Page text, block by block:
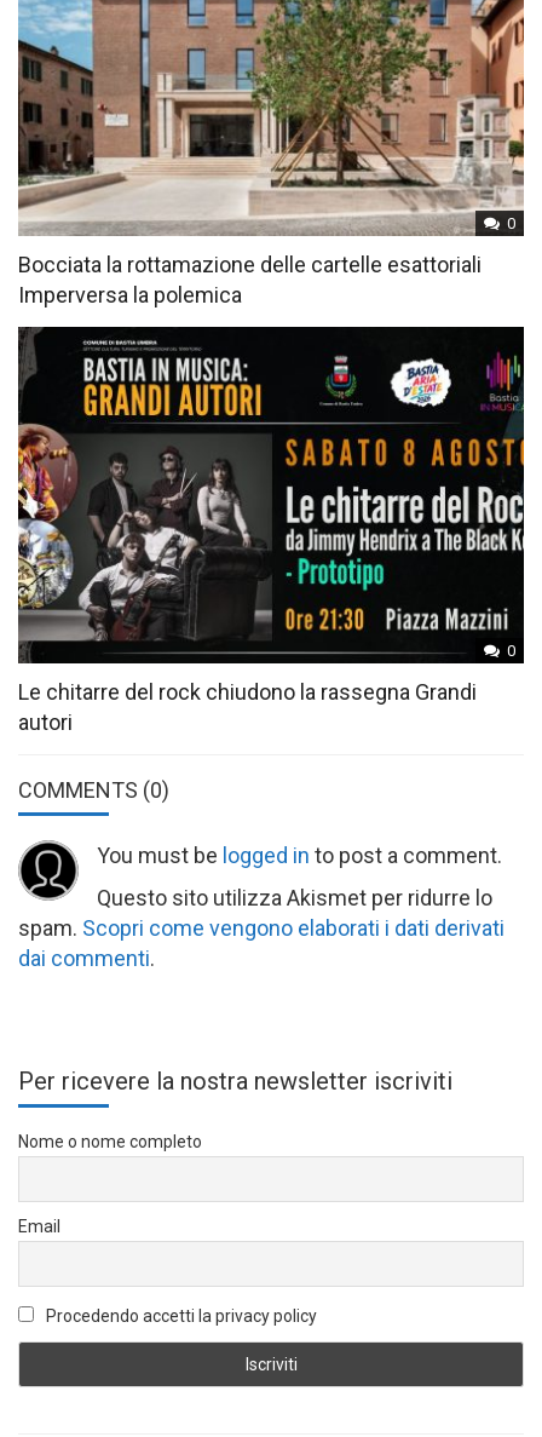
0
Bocciata la rottamazione delle cartelle esattoriali
Imperversa la polemica
0
Le chitarre del rock chiudono la rassegna Grandi
autori
COMMENTS (0)
You must be logged in to post a comment.
Questo sito utilizza Akismet per ridurre lo
spam. Scopri come vengono elaborati i dati derivati
dai commenti.
Per ricevere la nostra newsletter iscriviti
Nome o nome completo
Email
Procedendo accetti la privacy policy